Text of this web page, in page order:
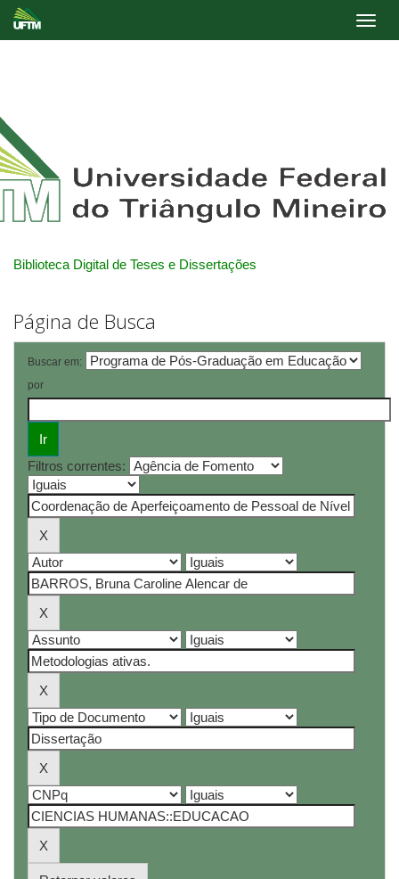
Biblioteca Digital de Teses e Dissertações
Página de Busca
Buscar em:
por
Filtros correntes: